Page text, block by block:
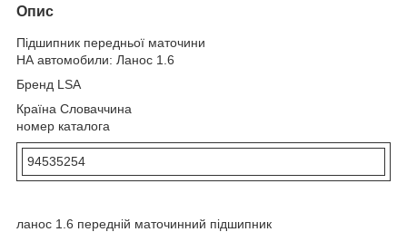
Опис
Підшипник передньої маточини
НА автомобили: Ланос 1.6
Бренд LSA
Країна Словаччина
номер каталога
94535254
ланос 1.6 передній маточинний підшипник